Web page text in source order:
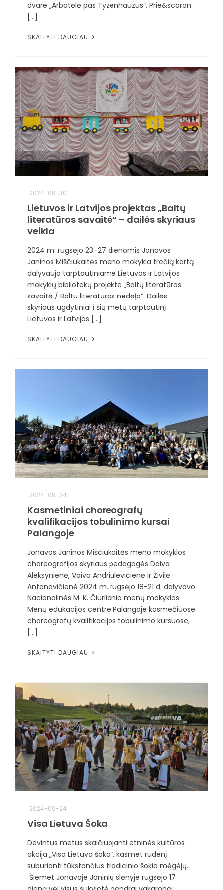
dvare „Arbatėlė pas Tyzenhauzus“. Prie&scaron
[...]
SKAITYTI DAUGIAU
2024-09-30
Lietuvos ir Latvijos projektas „Baltų
literatūros savaitė“ – dailės skyriaus
veikla
2024 m. rugsėjo 23–27 dienomis Jonavos
Janinos Miščiukaitės meno mokykla trečią kartą
dalyvauja tarptautiniame Lietuvos ir Latvijos
mokyklų bibliotekų projekte „Baltų literatūros
savaitė / Baltu literatūras nedēļa“. Dailės
skyriaus ugdytiniai į šių metų tarptautinį
Lietuvos ir Latvijos [...]
SKAITYTI DAUGIAU
2024-09-24
Kasmetiniai choreografų
kvalifikacijos tobulinimo kursai
Palangoje
Jonavos Janinos Miščiukaitės meno mokyklos
choreografijos skyriaus pedagogės Daiva
Aleksynienė, Vaiva Andriulevičienė ir Živilė
Antanavičienė 2024 m. rugsėjo 18-21 d. dalyvavo
Nacionalinės M. K. Čiurlionio menų mokyklos
Menų edukacijos centre Palangoje kasmečiuose
choreografų kvalifikacijos tobulinimo kursuose,
[...]
SKAITYTI DAUGIAU
2024-09-24
Visa Lietuva Šoka
Devintus metus skaičiuojanti etninės kultūros
akcija „Visa Lietuva šoka“, kasmet rudenį
suburianti tūkstančius tradicinio šokio mėgėjų.
Šiemet Jonavoje Joninių slėnyje rugsėjo 17